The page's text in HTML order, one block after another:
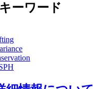
キーワード